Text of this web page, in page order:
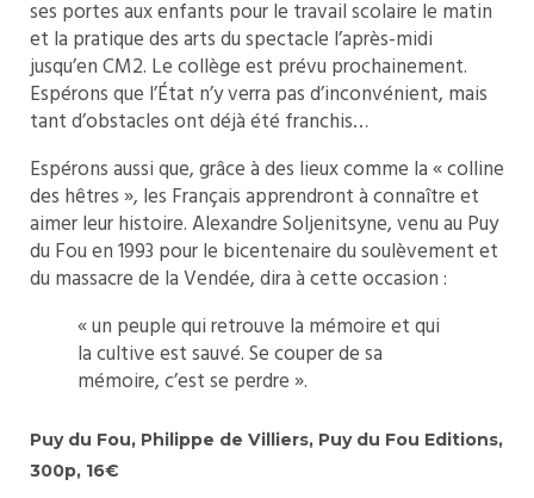
ses portes aux enfants pour le travail scolaire le matin
et la pratique des arts du spectacle l’après-midi
jusqu’en CM2. Le collège est prévu prochainement.
Espérons que l’État n’y verra pas d’inconvénient, mais
tant d’obstacles ont déjà été franchis…
Espérons aussi que, grâce à des lieux comme la « colline
des hêtres », les Français apprendront à connaître et
aimer leur histoire. Alexandre Soljenitsyne, venu au Puy
du Fou en 1993 pour le bicentenaire du soulèvement et
du massacre de la Vendée, dira à cette occasion :
« un peuple qui retrouve la mémoire et qui
la cultive est sauvé. Se couper de sa
mémoire, c’est se perdre ».
Puy du Fou, Philippe de Villiers, Puy du Fou Editions,
300p, 16€